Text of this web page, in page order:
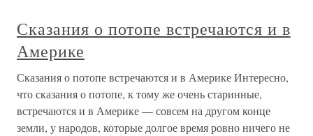
Сказания о потопе встречаются и в
Америке
Сказания о потопе встречаются и в Америке Интересно,
что сказания о потопе, к тому же очень старинные,
встречаются и в Америке — совсем на другом конце
земли, у народов, которые долгое время ровно ничего не